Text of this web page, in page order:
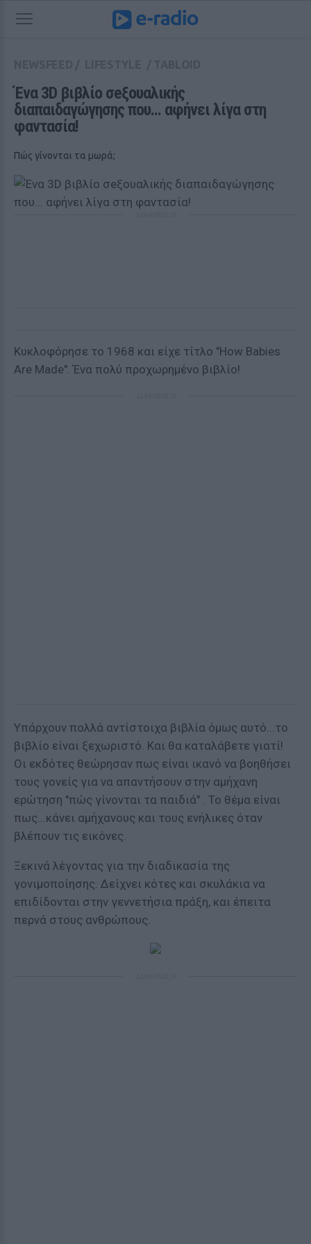
Ένα 3D βιβλίο σeξουαλικής
διαπαιδαγώγησης που... αφήνει λίγα στη
φαντασία!
Πώς γίνονται τα μωρά;
Κυκλοφόρησε το 1968 και είχε τίτλο "How Babies
Are Made". Ένα πολύ προχωρημένο βιβλίο!
Υπάρχουν πολλά αντίστοιχα βιβλία όμως αυτό...το
βιβλίο είναι ξεχωριστό. Και θα καταλάβετε γιατί!
Οι εκδότες θεώρησαν πως είναι ικανό να βοηθήσει
τους γονείς για να απαντήσουν στην αμήχανη
ερώτηση "πώς γίνονται τα παιδιά" . Το θέμα είναι
πως...κάνει αμήχανους και τους ενήλικες όταν
βλέπουν τις εικόνες.
Ξεκινά λέγοντας για την διαδικασία της
γονιμοποίησης. Δείχνει κότες και σκυλάκια να
επιδίδονται στην γεννετήσια πράξη, και έπειτα
περνά στους ανθρώπους.